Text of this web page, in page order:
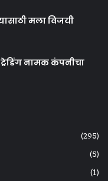
मला विजयी
ट्रेडिंग नामक कंपनीचा
(295)
(5)
(1)